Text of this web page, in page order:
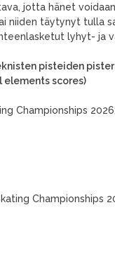
jotta hänet
niiden täytynyt tulla
lyhyt- ja
pisteiden
elements scores)
Championships 2026:
Championships